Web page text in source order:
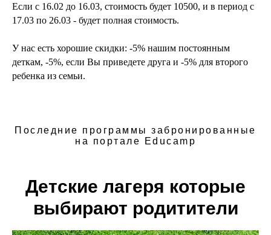
Если с 16.02 до 16.03, стоимость будет 10500, и в период с
17.03 по 26.03 - будет полная стоимость.
У нас есть хорошие скидки: -5% нашим постоянным
деткам, -5%, если Вы приведете друга и -5% для второго
ребенка из семьи.
Последние программы забронированные
на портале Educamp
Детские лагеря которые
выбирают родитители